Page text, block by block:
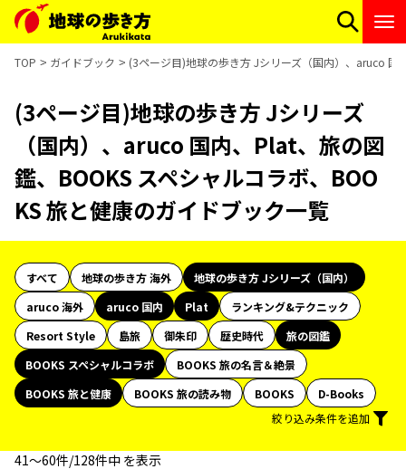
TOP ガイドブック (3ページ目)地球の歩き方 Jシリーズ（国内）、aruco 国
(3ページ目)地球の歩き方 Jシリーズ
（国内）、aruco 国内、Plat、旅の図
鑑、BOOKS スペシャルコラボ、BOO
KS 旅と健康のガイドブック一覧
すべて 地球の歩き方 海外
地球の歩き方 Jシリーズ（国内）
aruco 海外
aruco 国内 Plat
ランキング&テクニック
Resort Style
島旅 御朱印 歴史時代
旅の図鑑
BOOKS スペシャルコラボ
BOOKS 旅の名言＆絶景
BOOKS 旅と健康
BOOKS 旅の読み物 BOOKS
D-Books
絞り込み条件を追加
41〜60件/128件中 を表示